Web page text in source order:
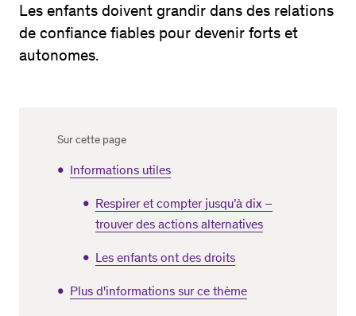
Les enfants doivent grandir dans des relations
de confiance fiables pour devenir forts et
autonomes.
Sur cette page
Informations utiles
Respirer et compter jusqu’à dix –
trouver des actions alternatives
Les enfants ont des droits
Plus d'informations sur ce thème